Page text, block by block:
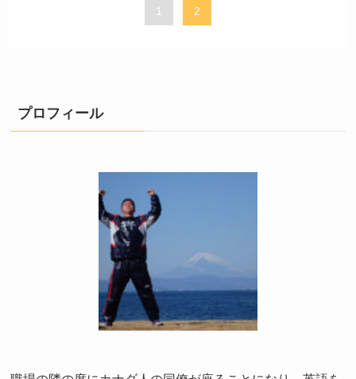
1 2
プロフィール